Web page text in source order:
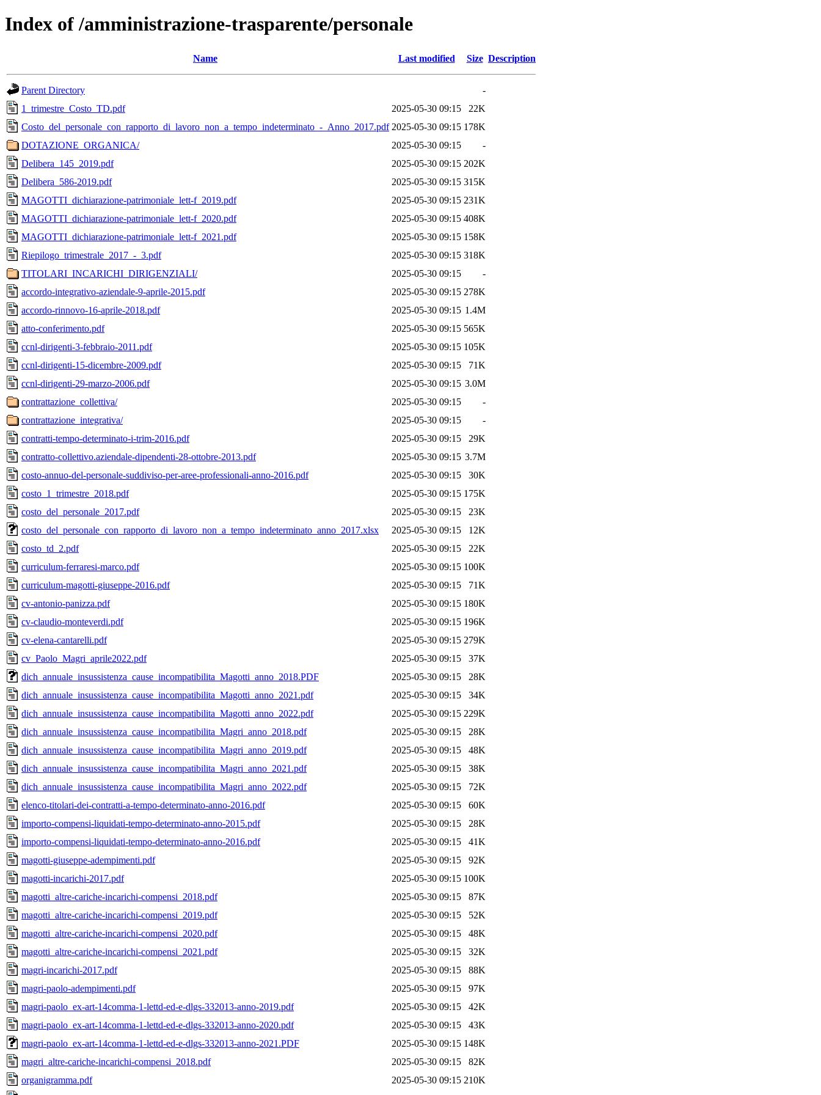
Index of /amministrazione-trasparente/personale
Name Last modified Size Description
Parent Directory
-
1_trimestre_Costo_TD.pdf
2025-05-30 09:15
22K
Costo_del_personale_con_rapporto_di_lavoro_non_a_tempo_indeterminato_-_Anno_2017.pdf 2025-05-30 09:15 178K
DOTAZIONE_ORGANICA/
2025-05-30 09:15
-
Delibera_145_2019.pdf
2025-05-30 09:15 202K
Delibera_586-2019.pdf
2025-05-30 09:15 315K
MAGOTTI_dichiarazione-patrimoniale_lett-f_2019.pdf
2025-05-30 09:15 231K
MAGOTTI_dichiarazione-patrimoniale_lett-f_2020.pdf
2025-05-30 09:15 408K
MAGOTTI_dichiarazione-patrimoniale_lett-f_2021.pdf
2025-05-30 09:15 158K
Riepilogo_trimestrale_2017_-_3.pdf
2025-05-30 09:15 318K
TITOLARI_INCARICHI_DIRIGENZIALI/
2025-05-30 09:15
-
accordo-integrativo-aziendale-9-aprile-2015.pdf
2025-05-30 09:15 278K
accordo-rinnovo-16-aprile-2018.pdf
2025-05-30 09:15 1.4M
atto-conferimento.pdf
2025-05-30 09:15 565K
ccnl-dirigenti-3-febbraio-2011.pdf
2025-05-30 09:15 105K
ccnl-dirigenti-15-dicembre-2009.pdf
2025-05-30 09:15
71K
ccnl-dirigenti-29-marzo-2006.pdf
2025-05-30 09:15 3.0M
contrattazione_collettiva/
2025-05-30 09:15
-
contrattazione_integrativa/
2025-05-30 09:15
-
contratti-tempo-determinato-i-trim-2016.pdf
2025-05-30 09:15
29K
contratto-collettivo.aziendale-dipendenti-28-ottobre-2013.pdf
2025-05-30 09:15 3.7M
costo-annuo-del-personale-suddiviso-per-aree-professionali-anno-2016.pdf
2025-05-30 09:15
30K
costo_1_trimestre_2018.pdf
2025-05-30 09:15 175K
costo_del_personale_2017.pdf
2025-05-30 09:15
23K
costo_del_personale_con_rapporto_di_lavoro_non_a_tempo_indeterminato_anno_2017.xlsx
2025-05-30 09:15
12K
costo_td_2.pdf
2025-05-30 09:15
22K
curriculum-ferraresi-marco.pdf
2025-05-30 09:15 100K
curriculum-magotti-giuseppe-2016.pdf
2025-05-30 09:15
71K
cv-antonio-panizza.pdf
2025-05-30 09:15 180K
cv-claudio-monteverdi.pdf
2025-05-30 09:15 196K
cv-elena-cantarelli.pdf
2025-05-30 09:15 279K
cv_Paolo_Magri_aprile2022.pdf
2025-05-30 09:15
37K
dich_annuale_insussistenza_cause_incompatibilita_Magotti_anno_2018.PDF
2025-05-30 09:15
28K
dich_annuale_insussistenza_cause_incompatibilita_Magotti_anno_2021.pdf
2025-05-30 09:15
34K
dich_annuale_insussistenza_cause_incompatibilita_Magotti_anno_2022.pdf
2025-05-30 09:15 229K
dich_annuale_insussistenza_cause_incompatibilita_Magri_anno_2018.pdf
2025-05-30 09:15
28K
dich_annuale_insussistenza_cause_incompatibilita_Magri_anno_2019.pdf
2025-05-30 09:15
48K
dich_annuale_insussistenza_cause_incompatibilita_Magri_anno_2021.pdf
2025-05-30 09:15
38K
dich_annuale_insussistenza_cause_incompatibilita_Magri_anno_2022.pdf
2025-05-30 09:15
72K
elenco-titolari-dei-contratti-a-tempo-determinato-anno-2016.pdf
2025-05-30 09:15
60K
importo-compensi-liquidati-tempo-determinato-anno-2015.pdf
2025-05-30 09:15
28K
importo-compensi-liquidati-tempo-determinato-anno-2016.pdf
2025-05-30 09:15
41K
magotti-giuseppe-adempimenti.pdf
2025-05-30 09:15
92K
magotti-incarichi-2017.pdf
2025-05-30 09:15 100K
magotti_altre-cariche-incarichi-compensi_2018.pdf
2025-05-30 09:15
87K
magotti_altre-cariche-incarichi-compensi_2019.pdf
2025-05-30 09:15
52K
magotti_altre-cariche-incarichi-compensi_2020.pdf
2025-05-30 09:15
48K
magotti_altre-cariche-incarichi-compensi_2021.pdf
2025-05-30 09:15
32K
magri-incarichi-2017.pdf
2025-05-30 09:15
88K
magri-paolo-adempimenti.pdf
2025-05-30 09:15
97K
magri-paolo_ex-art-14comma-1-lettd-ed-e-dlgs-332013-anno-2019.pdf
2025-05-30 09:15
42K
magri-paolo_ex-art-14comma-1-lettd-ed-e-dlgs-332013-anno-2020.pdf
2025-05-30 09:15
43K
magri-paolo_ex-art-14comma-1-lettd-ed-e-dlgs-332013-anno-2021.PDF
2025-05-30 09:15 148K
magri_altre-cariche-incarichi-compensi_2018.pdf
2025-05-30 09:15
82K
organigramma.pdf
2025-05-30 09:15 210K